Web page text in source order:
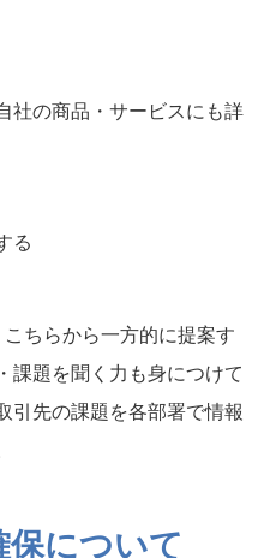
社の商品・サービスにも詳
る
ちらから一方的に提案す
課題を聞く力も身につけて
引先の課題を各部署で情報
について